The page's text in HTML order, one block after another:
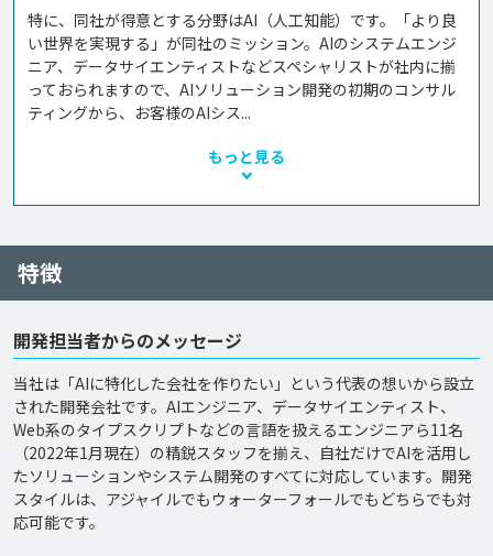
特に、同社が得意とする分野はAI（人工知能）です。「より良
い世界を実現する」が同社のミッション。AIのシステムエンジ
ニア、データサイエンティストなどスペシャリストが社内に揃
っておられますので、AIソリューション開発の初期のコンサル
ティングから、お客様のAIシス...
もっと見る
特徴
開発担当者からのメッセージ
当社は「AIに特化した会社を作りたい」という代表の想いから設立
された開発会社です。AIエンジニア、データサイエンティスト、
Web系のタイプスクリプトなどの言語を扱えるエンジニアら11名
（2022年1月現在）の精鋭スタッフを揃え、自社だけでAIを活用し
たソリューションやシステム開発のすべてに対応しています。開発
スタイルは、アジャイルでもウォーターフォールでもどちらでも対
応可能です。